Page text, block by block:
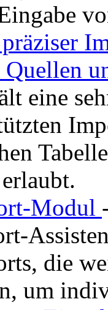
Quellen
eine
Modul
die
um